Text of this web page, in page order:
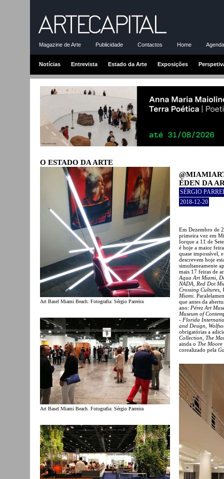
Magazine de Arte Publicidade Contactos Home
Notícias Entrevista Estado da Arte Exposições
O ESTADO DA ARTE
Art Basel Miami Beach. Fotografia: Sérgio Parreira
Art Basel Miami Beach. Fotografia: Sérgio Parreira
ÉDEN DA
SÉRGIO
2018-12-20
Em Dezembro de
primeira vez em
Iorque a 11 de
é hoje a maior feira
quase impossível,
descrevem hoje
simultaneamente
mais 17 feiras de
Aqua Art Miami,
NADA, Red Dot
Crossing Cultures,
Miami .
que antes da
ano: Pérez Art
Museum of
- Florida
and Design,
obrigatórias a
Collection, The
ainda o The
corealizado pela